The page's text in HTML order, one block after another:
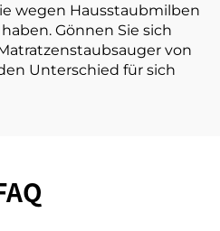
wegen Hausstaubmilben
Gönnen Sie sich
von
Unterschied für sich